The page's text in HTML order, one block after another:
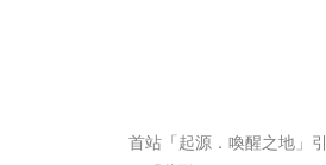
首站「起源．喚醒之地」